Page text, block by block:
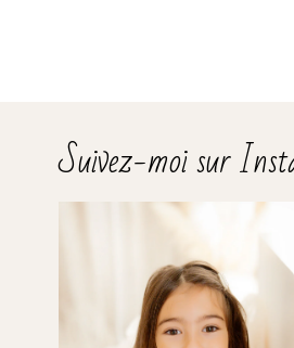
Suivez-moi sur